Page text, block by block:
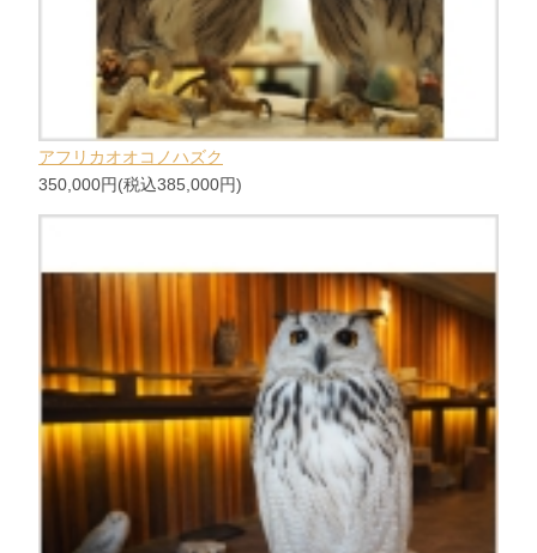
アフリカオオコノハズク
350,000円(税込385,000円)